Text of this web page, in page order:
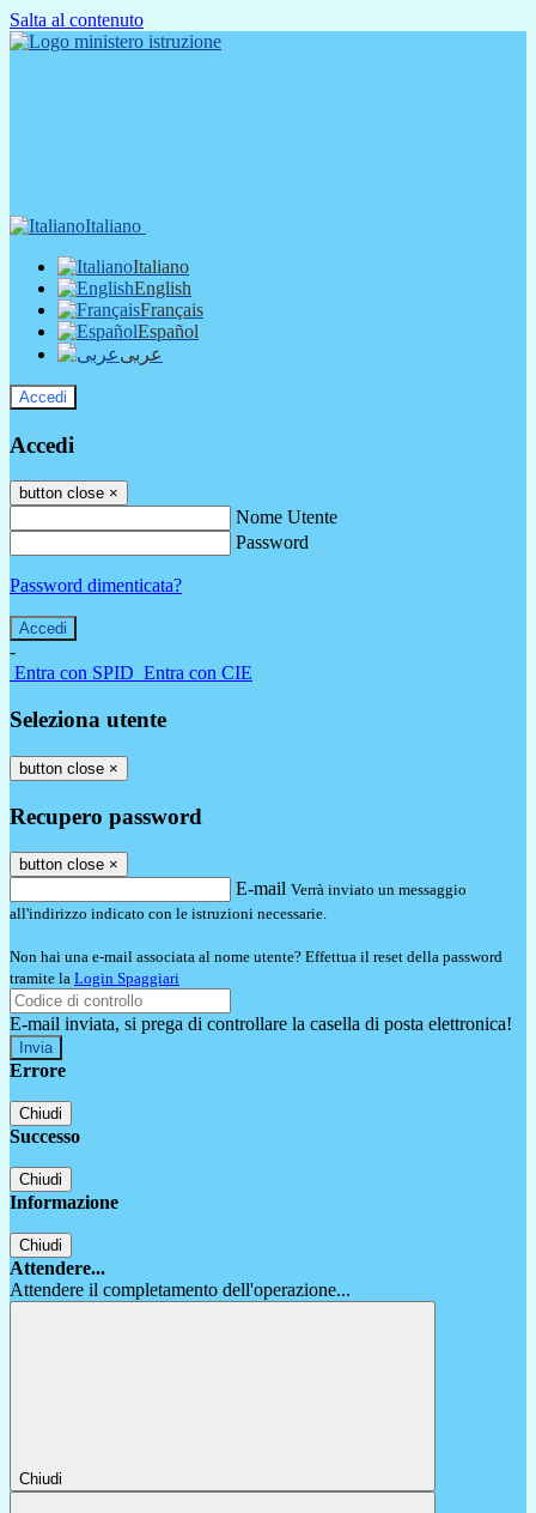
Salta al contenuto
Italiano
Italiano
English
Français
Español
عربى
Accedi
Accedi
button close ×
Nome Utente
Password
Password dimenticata?
-
Entra con SPID Entra con CIE
Seleziona utente
button close ×
Recupero password
button close ×
E-mail Verrà inviato un messaggio
all'indirizzo indicato con le istruzioni necessarie.
Non hai una e-mail associata al nome utente? Effettua il reset della password
tramite la Login Spaggiari
E-mail inviata, si prega di controllare la casella di posta elettronica!
Errore
Chiudi
Successo
Chiudi
Informazione
Chiudi
Attendere...
Attendere il completamento dell'operazione...
Chiudi